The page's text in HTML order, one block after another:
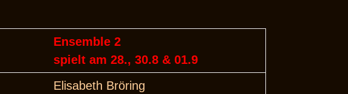
Ensemble 2
spielt am 28., 30.8 & 01.9
Elisabeth Bröring